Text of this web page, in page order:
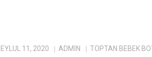
EYLÜL 11, 2020 ADMIN TOPTAN BEBEK